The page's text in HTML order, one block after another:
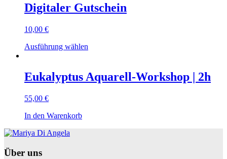
Digitaler Gutschein
10,00 €
Ausführung wählen
Eukalyptus Aquarell-Workshop | 2h
55,00 €
In den Warenkorb
Über uns